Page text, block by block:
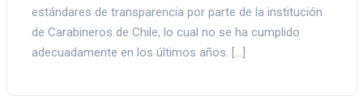
estándares de transparencia por parte de la institución
de Carabineros de Chile, lo cual no se ha cumplido
adecuadamente en los últimos años. […]